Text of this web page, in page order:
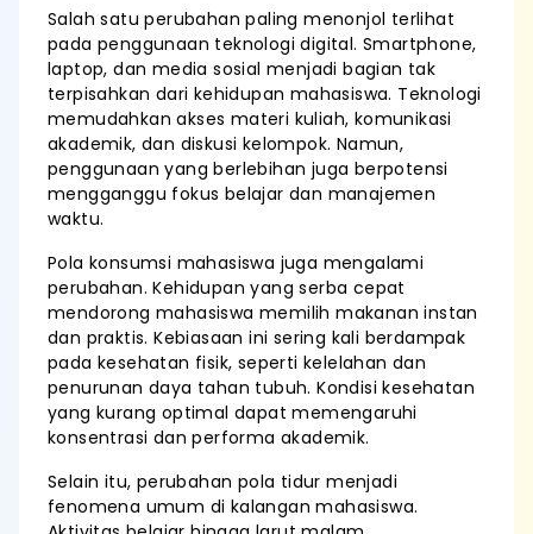
Salah satu perubahan paling menonjol terlihat
pada penggunaan teknologi digital. Smartphone,
laptop, dan media sosial menjadi bagian tak
terpisahkan dari kehidupan mahasiswa. Teknologi
memudahkan akses materi kuliah, komunikasi
akademik, dan diskusi kelompok. Namun,
penggunaan yang berlebihan juga berpotensi
mengganggu fokus belajar dan manajemen
waktu.
Pola konsumsi mahasiswa juga mengalami
perubahan. Kehidupan yang serba cepat
mendorong mahasiswa memilih makanan instan
dan praktis. Kebiasaan ini sering kali berdampak
pada kesehatan fisik, seperti kelelahan dan
penurunan daya tahan tubuh. Kondisi kesehatan
yang kurang optimal dapat memengaruhi
konsentrasi dan performa akademik.
Selain itu, perubahan pola tidur menjadi
fenomena umum di kalangan mahasiswa.